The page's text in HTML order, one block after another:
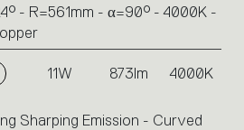
- R=561mm - α=90° - 4000K -
11W 873lm 4000K
Sharping Emission - Curved